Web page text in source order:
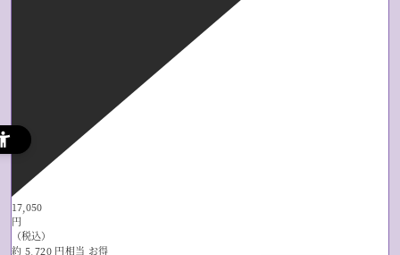
17,050
円
（税込）
約 5,720 円相当 お得